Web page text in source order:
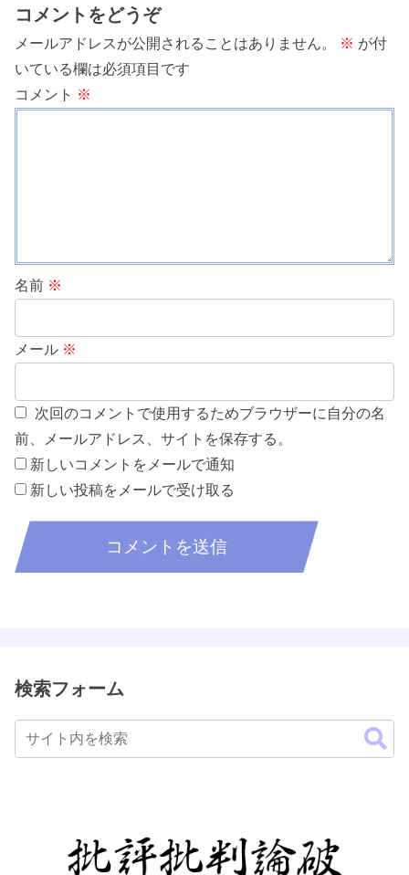
コメントをどうぞ
メールアドレスが公開されることはありません。 ※ が付
いている欄は必須項目です
コメント ※
名前 ※
メール ※
次回のコメントで使用するためブラウザーに自分の名
前、メールアドレス、サイトを保存する。
新しいコメントをメールで通知
新しい投稿をメールで受け取る
検索フォーム